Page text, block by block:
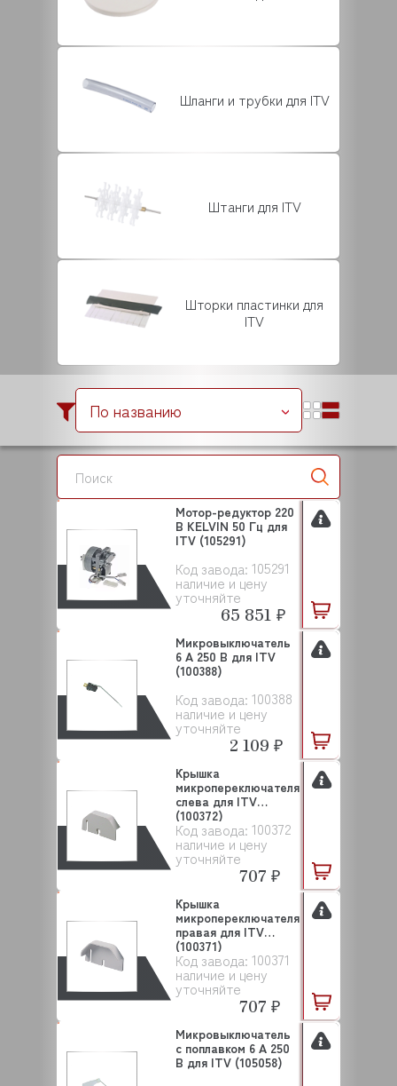
Шланги и трубки для ITV
Штанги для ITV
Шторки пластинки для
ITV
По названию
Код завода: 105291
наличие и цену
уточняйте
Мотор-редуктор 220
В KELVIN 50 Гц для
ITV (105291)
65 851 ₽
Код завода: 100388
наличие и цену
уточняйте
Микровыключатель
6 А 250 В для ITV
(100388)
2 109 ₽
Код завода: 100372
наличие и цену
уточняйте
Крышка
микропереключателя
слева для ITV
(100372)
707 ₽
Код завода: 100371
наличие и цену
уточняйте
Крышка
микропереключателя
правая для ITV
(100371)
707 ₽
Микровыключатель
с поплавком 6 А 250
В для ITV (105058)